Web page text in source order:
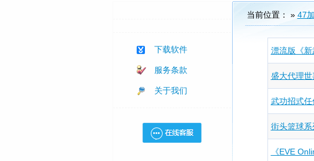
下载软件
服务条款
关于我们
当前位置： » 47
漂流版《新
盛大代理
武功招式
街头篮球
《EVE